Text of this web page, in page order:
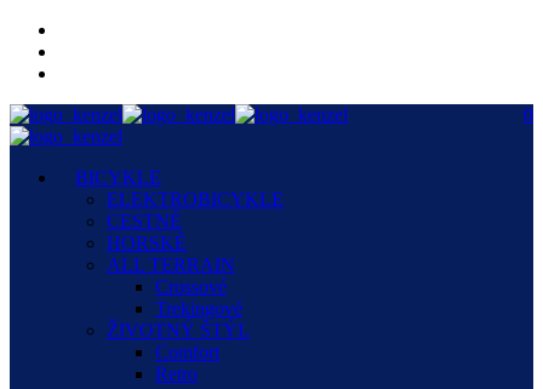
BICYKLE
ELEKTROBICYKLE
CESTNÉ
HORSKÉ
ALL TERRAIN
Crossové
Trekingové
ŽIVOTNÝ ŠTÝL
Comfort
Retro
0